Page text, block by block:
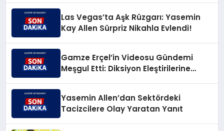
Las Vegas’ta Aşk Rüzgarı: Yasemin
Kay Allen Sürpriz Nikahla Evlendi!
Gamze Erçel’in Videosu Gündemi
Meşgul Etti: Diksiyon Eleştirilerine
Yasemin Allen’dan Sektördeki
Tacizcilere Olay Yaratan Yanıt